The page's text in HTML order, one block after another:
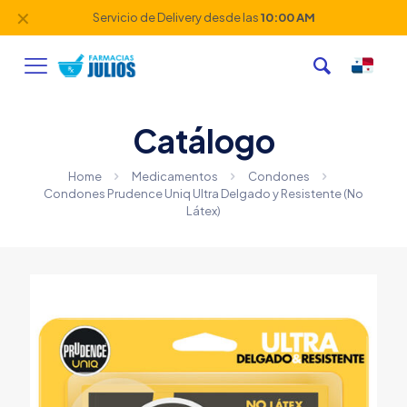
Servicio de Delivery desde las10:00 AM
✕
Catálogo
Home Medicamentos
Condones
Condones Prudence Uniq Ultra Delgado y Resistente (No
Látex)